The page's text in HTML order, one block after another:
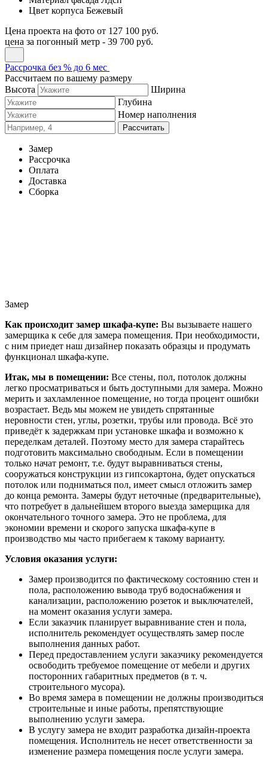
Цвет корпуса Бежевый
Цена проекта на фото от 127 100 руб.
цена за погонный метр - 39 700 руб.
Рассрочка без % до 6 мес
Рассчитаем по вашему размеру
Высота
Ширина
Глубина
Номер наполнения
Рассчитать
Замер
Рассрочка
Оплата
Доставка
Сборка
Замер
Как происходит замер шкафа-купе: Вы вызываете нашего
замерщика к себе для замера помещения. При необходимости,
с ним приедет наш дизайнер показать образцы и продумать
функционал шкафа-купе.
Итак, мы в помещении: Все стены, пол, потолок должны
легко просматриваться и быть доступными для замера. Можно
мерить и захламленное помещение, но тогда процент ошибки
возрастает. Ведь мы можем не увидеть спрятанные
неровности стен, углы, розетки, трубы или провода. Всё это
приведёт к задержкам при установке шкафа и возможно к
переделкам деталей. Поэтому место для замера старайтесь
подготовить максимально свободным. Если в помещении
только начат ремонт, т.е. будут выравниваться стены,
сооружаться конструкции из гипсокартона, будет опускаться
потолок или подниматься пол, имеет смысл отложить замер
до конца ремонта. Замеры будут неточные (предварительные),
что потребует в дальнейшем второго выезда замерщика для
окончательного точного замера. Это не проблема, для
экономии времени и скорого запуска шкафа-купе в
производство мы часто прибегаем к такому варианту.
Условия оказания услуги:
Замер производится по фактическому состоянию стен и
пола, расположению вывода труб водоснабжения и
канализации, расположению розеток и выключателей,
на момент оказания услуги замера.
Если заказчик планирует выравнивание стен и пола,
исполнитель рекомендует осуществлять замер после
выполнения данных работ.
Перед предоставлением услуги заказчику рекомендуется
освободить требуемое помещение от мебели и других
посторонних габаритных предметов (в т. ч.
строительного мусора).
Во время замера в помещении не должны производиться
строительные и иные работы, препятствующие
выполнению услуги замера.
В услугу замера не входит разработка дизайн-проекта
помещения. Исполнитель не несет ответственности за
изменение размера помещения после услуги замера.